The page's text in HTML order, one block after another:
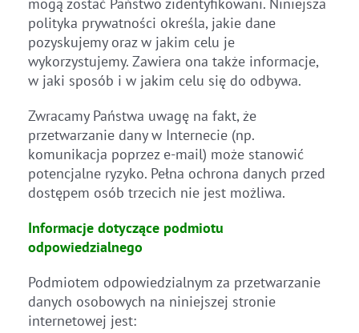
mogą zostać Państwo zidentyfikowani. Niniejsza
polityka prywatności określa, jakie dane
pozyskujemy oraz w jakim celu je
wykorzystujemy. Zawiera ona także informacje,
w jaki sposób i w jakim celu się do odbywa.
Zwracamy Państwa uwagę na fakt, że
przetwarzanie dany w Internecie (np.
komunikacja poprzez e-mail) może stanowić
potencjalne ryzyko. Pełna ochrona danych przed
dostępem osób trzecich nie jest możliwa.
Informacje dotyczące podmiotu
odpowiedzialnego
Podmiotem odpowiedzialnym za przetwarzanie
danych osobowych na niniejszej stronie
internetowej jest: